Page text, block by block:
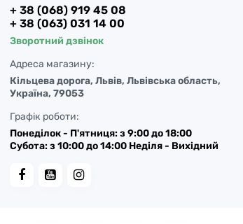
+ 38 (068) 919 45 08
+ 38 (063) 031 14 00
Зворотний дзвінок
Адреса магазину:
Кільцева дорога, Львів, Львівська область,
Україна, 79053
Графік роботи:
Понеділок - П'ятниця: з 9:00 до 18:00
Субота: з 10:00 до 14:00 Неділя - Вихідний